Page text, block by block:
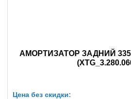
АМОРТИЗАТОР ЗАДНИЙ
Цена без скидки: